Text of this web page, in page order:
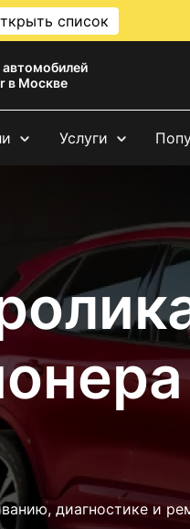
список
в Москве
Услуги
диагностике и